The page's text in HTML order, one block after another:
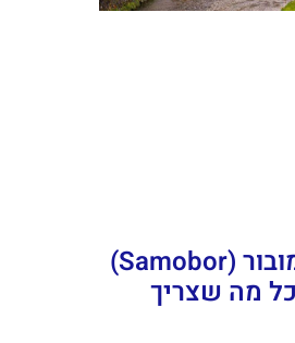
העיירה סאמובור (Samobor)
מה שצריך